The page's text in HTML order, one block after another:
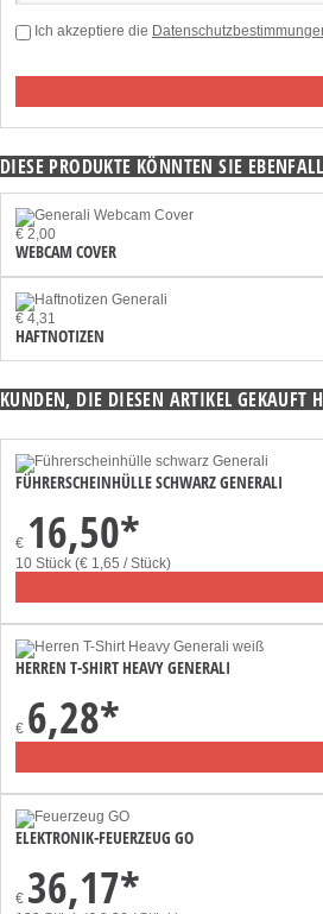
Ich akzeptiere die
DIESE PRODUKTE KÖNNTEN SIE
€ 2,00
WEBCAM COVER
€ 4,31
HAFTNOTIZEN
KUNDEN, DIE DIESEN ARTIKEL GEKAUFT
FÜHRERSCHEINHÜLLE SCHWARZ GENERALI
€ 16,50*
10 Stück (€ 1,65 / Stück)
HERREN T-SHIRT HEAVY GENERALI
€ 6,28*
ELEKTRONIK-FEUERZEUG GO
€ 36,17*